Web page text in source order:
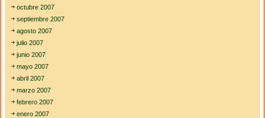
octubre 2007
septiembre 2007
agosto 2007
julio 2007
junio 2007
mayo 2007
abril 2007
marzo 2007
febrero 2007
enero 2007